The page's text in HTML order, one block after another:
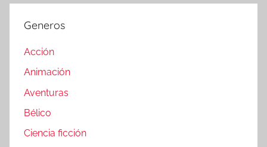
Generos
Acción
Animación
Aventuras
Bélico
Ciencia ficción